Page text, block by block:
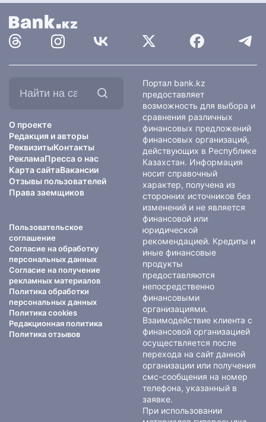
О проекте
Редакция и авторы
РеквизитыКонтакты
РекламаПресса о нас
Карта сайтаВакансии
Отзывы пользователей
Права заемщиков
Пользовательское
соглашение
Согласие на обработку
персональных данных
Согласие на получение
рекламных материалов
Политика обработки
персональных данных
Политика cookies
Редакционная политика
Политика отзывов
Портал bank.kz
предоставляет
возможность для выбора и
сравнения различных
финансовых предложений
финансовых организаций,
действующих в Республике
Казахстан. Информация
носит справочный
характер, получена из
сторонних источников без
изменений и не является
финансовой или
юридической
рекомендацией. Кредиты и
иные финансовые
продукты
предоставляются
непосредственно
финансовыми
организациями.
Взаимодействие клиента с
финансовой организацией
осуществляется после
перехода на сайт данной
организации или получения
смс-сообщения на номер
телефона, указанный в
заявке.
При использовании